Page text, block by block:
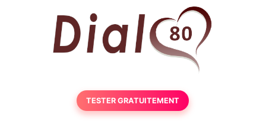
TESTER GRATUITEMENT